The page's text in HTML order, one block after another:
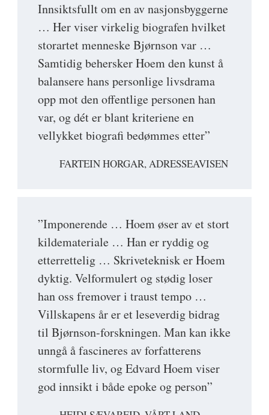
Innsiktsfullt om en av nasjonsbyggerne
… Her viser virkelig biografen hvilket
storartet menneske Bjørnson var …
Samtidig behersker Hoem den kunst å
balansere hans personlige livsdrama
opp mot den offentlige personen han
var, og dét er blant kriteriene en
vellykket biografi bedømmes etter”
FARTEIN HORGAR, ADRESSEAVISEN
”Imponerende … Hoem øser av et stort
kildemateriale … Han er ryddig og
etterrettelig … Skriveteknisk er Hoem
dyktig. Velformulert og stødig loser
han oss fremover i traust tempo …
Villskapens år er et leseverdig bidrag
til Bjørnson-forskningen. Man kan ikke
unngå å fascineres av forfatterens
stormfulle liv, og Edvard Hoem viser
god innsikt i både epoke og person”